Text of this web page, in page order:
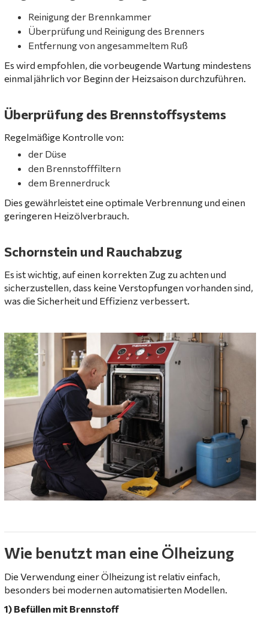
Reinigung der Brennkammer
Überprüfung und Reinigung des Brenners
Entfernung von angesammeltem Ruß
Es wird empfohlen, die vorbeugende Wartung mindestens
einmal jährlich vor Beginn der Heizsaison durchzuführen.
Überprüfung des Brennstoffsystems
Regelmäßige Kontrolle von:
der Düse
den Brennstofffiltern
dem Brennerdruck
Dies gewährleistet eine optimale Verbrennung und einen
geringeren Heizölverbrauch.
Schornstein und Rauchabzug
Es ist wichtig, auf einen korrekten Zug zu achten und
sicherzustellen, dass keine Verstopfungen vorhanden sind,
was die Sicherheit und Effizienz verbessert.
Wie benutzt man eine Ölheizung
Die Verwendung einer Ölheizung ist relativ einfach,
besonders bei modernen automatisierten Modellen.
1) Befüllen mit Brennstoff